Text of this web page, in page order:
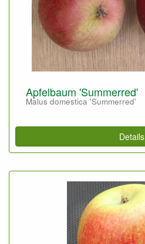
Apfelbaum 'Summerred'
Malus domestica 'Summerred'
Details